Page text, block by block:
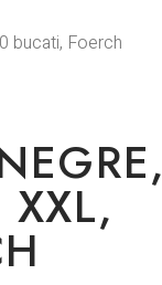
bucati, Foerch